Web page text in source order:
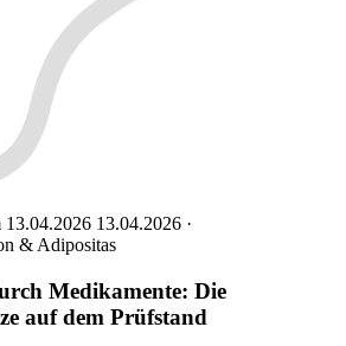
13.04.2026 13.04.2026 ·
& Adipositas
Medikamente: Die
auf dem Prüfstand